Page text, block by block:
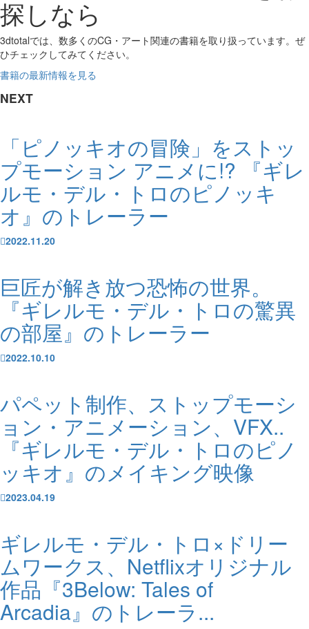
探しなら
3dtotalでは、数多くのCG・アート関連の書籍を取り扱っています。ぜ
ひチェックしてみてください。
書籍の最新情報を見る
NEXT
「ピノッキオの冒険」をストッ
プモーション アニメに!? 『ギレ
ルモ・デル・トロのピノッキ
オ』のトレーラー
2022.11.20
巨匠が解き放つ恐怖の世界。
『ギレルモ・デル・トロの驚異
の部屋』のトレーラー
2022.10.10
パペット制作、ストップモーシ
ョン・アニメーション、VFX..
『ギレルモ・デル・トロのピノ
ッキオ』のメイキング映像
2023.04.19
ギレルモ・デル・トロ×ドリー
ムワークス、Netflixオリジナル
作品『3Below: Tales of
Arcadia』のトレーラ...